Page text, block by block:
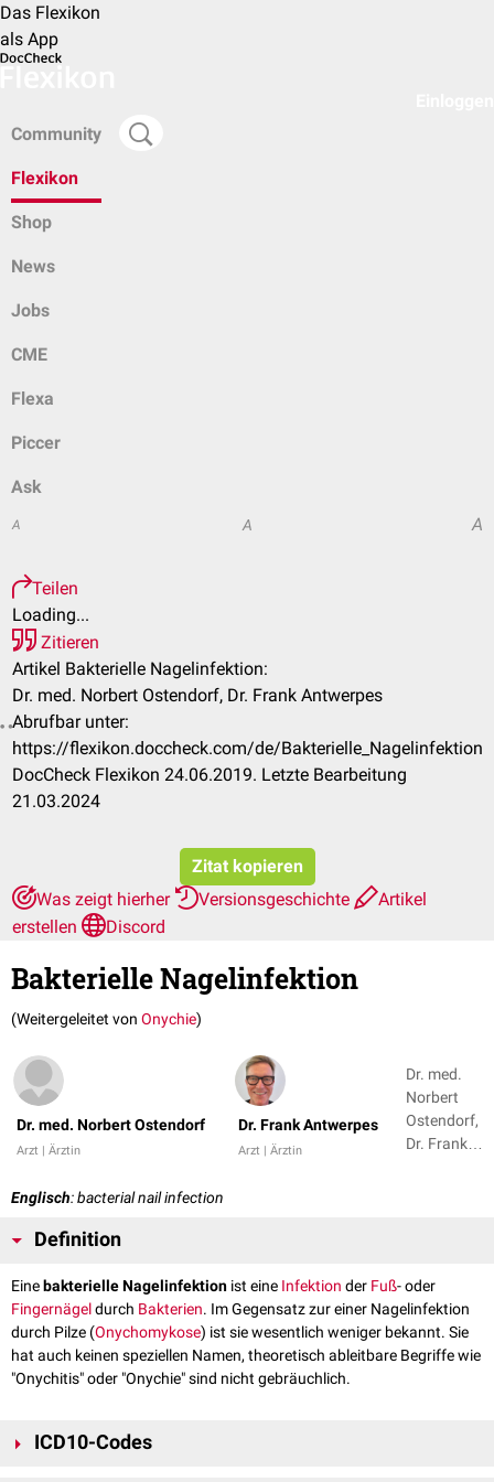
Das Flexikon
als App
Community
Flexikon
Shop
News
Jobs
CME
Flexa
Piccer
Ask
A A A
Teilen
Loading...
Zitieren
Artikel Bakterielle Nagelinfektion:
Dr. med. Norbert Ostendorf, Dr. Frank Antwerpes
Abrufbar unter:
https://flexikon.doccheck.com/de/Bakterielle_Nagelinfektion
DocCheck Flexikon 24.06.2019. Letzte Bearbeitung
21.03.2024
Zitat kopieren
Was zeigt hierher
Versionsgeschichte
Artikel
erstellen
Discord
Bakterielle Nagelinfektion
(Weitergeleitet von Onychie)
Dr. med. Norbert Ostendorf
Arzt | Ärztin
Dr. Frank Antwerpes
Arzt | Ärztin
Dr. med.
Norbert
Ostendorf,
Dr. Frank
Englisch: bacterial nail infection
Definition
Einebakterielle Nagelinfektion ist eine Infektion der Fuß- oder
Fingernägeldurch Bakterien. Im Gegensatz zur einer Nagelinfektion
durch Pilze (Onychomykose) ist sie wesentlich weniger bekannt. Sie
hat auch keinen speziellen Namen, theoretisch ableitbare Begriffe wie
"Onychitis" oder "Onychie" sind nicht gebräuchlich.
ICD10-Codes